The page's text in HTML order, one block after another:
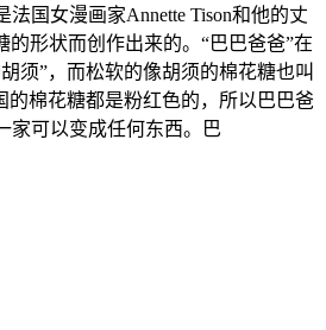
法国女漫画家Annette Tison和他的丈
的形状而创作出来的。“巴巴爸爸”在
须”，而松软的像胡须的棉花糖也叫
的棉花糖都是粉红色的，所以巴巴爸
家可以变成任何东西。巴